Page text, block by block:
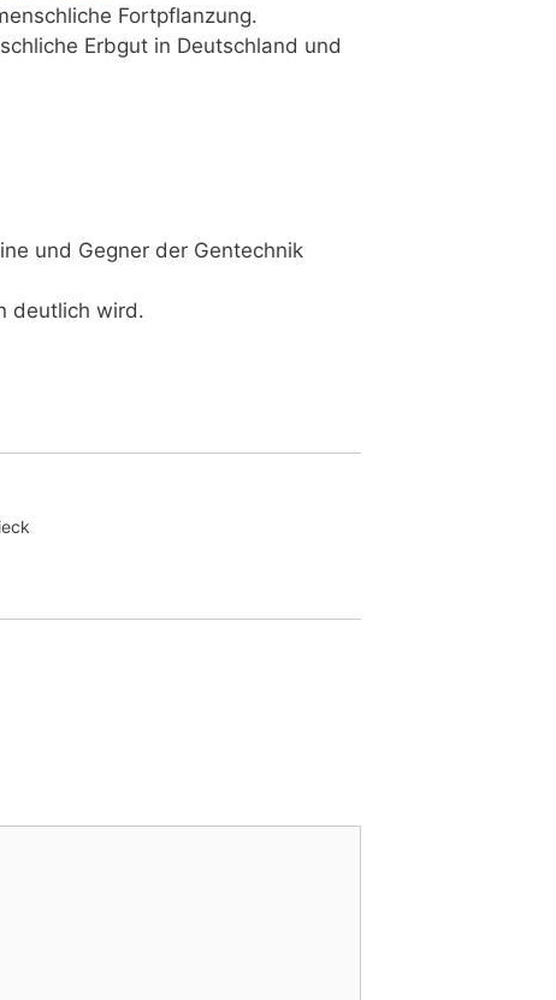
Fortpflanzung.
Erb­gut in Deutsch­land und
und Geg­ner der Gen­tech­nik
deut­lich wird.